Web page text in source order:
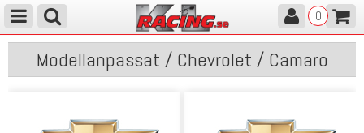
0
Modellanpassat / Chevrolet / Camaro